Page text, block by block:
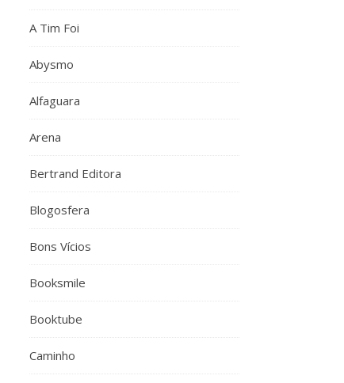
A Tim Foi
Abysmo
Alfaguara
Arena
Bertrand Editora
Blogosfera
Bons Vícios
Booksmile
Booktube
Caminho